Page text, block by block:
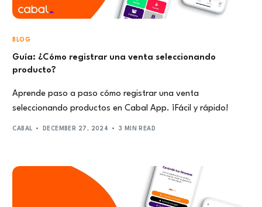
BLOG
Guía: ¿Cómo registrar una venta seleccionando
producto?
Aprende paso a paso cómo registrar una venta
seleccionando productos en Cabal App. ¡Fácil y rápido!
CABAL DECEMBER 27, 2024 3 MIN READ